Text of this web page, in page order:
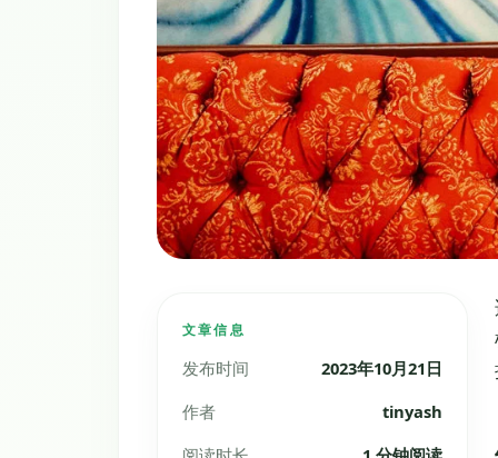
文章信息
发布时间
2023年10月21日
作者
tinyash